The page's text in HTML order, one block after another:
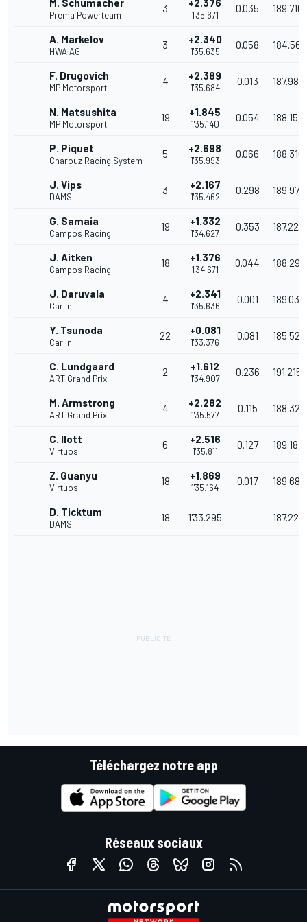
M. Schumacher
Prema Powerteam
3 +2.376
1'35.671
0.035 189.710
A. Markelov
HWA AG
3 +2.340
1'35.635
0.058 184.563
F. Drugovich
MP Motorsport
4 +2.389
1'35.684
0.013 187.982
N. Matsushita
MP Motorsport
19 +1.845
1'35.140
0.054 188.152
P. Piquet
Charouz Racing System
5 +2.698
1'35.993
0.066 188.310
J. Vips
DAMS
3 +2.167
1'35.462
0.298 189.971
G. Samaia
Campos Racing
19 +1.332
1'34.627
0.353 187.224
J. Aitken
Campos Racing
18 +1.376
1'34.671
0.044 188.293
J. Daruvala
Carlin
4 +2.341
1'35.636
0.001 189.030
Y. Tsunoda
Carlin
22 +0.081
1'33.376
0.081 185.527
C. Lundgaard
ART Grand Prix
2 +1.612
1'34.907
0.236 191.215
M. Armstrong
ART Grand Prix
4 +2.282
1'35.577
0.115 188.322
C. Ilott
Virtuosi
6 +2.516
1'35.811
0.127 189.181
Z. Guanyu
Virtuosi
18 +1.869
1'35.164
0.017 189.680
D. Ticktum
DAMS
18 1'33.295 187.220
Téléchargez notre app
Réseaux sociaux